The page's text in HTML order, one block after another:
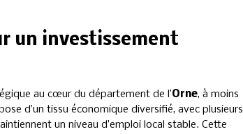
un investissement
au cœur du département de l’Orne, à moins
d’un tissu économique diversifié, avec plusieurs
un niveau d’emploi local stable. Cette